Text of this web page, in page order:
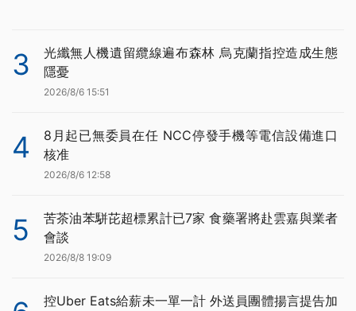
3
光纖無人機遺留纜線遍布森林 烏克蘭指控造成生態
隱憂
2026/8/6 15:51
4
8月起已無委員在任 NCC停發手機等電信設備進口
核准
2026/8/6 12:58
5
苦茶油苯駢芘超標累計已7家 食藥署將赴雲嘉與業者
會談
2026/8/8 19:09
控Uber Eats給薪未一單一計 外送員團體揚言提告加